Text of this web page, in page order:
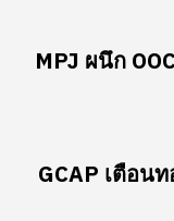
MPJ ผนึก
GCAP เตือน